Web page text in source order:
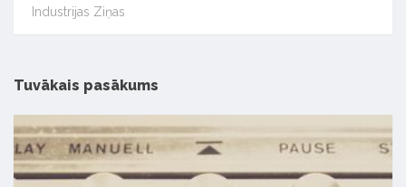
Industrijas Ziņas
Tuvākais pasākums